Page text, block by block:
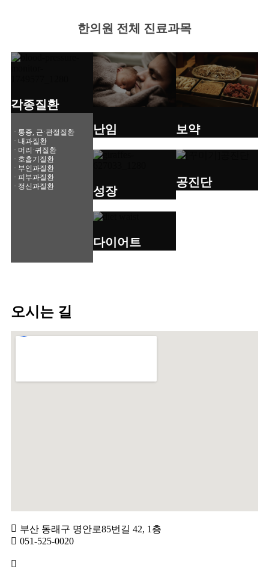
한의원 전체 진료과목
각종질환
· 통증, 근·관절질환
· 내과질환
· 머리·귀질환
· 호흡기질환
· 부인과질환
· 피부과질환
· 정신과질환
난임
성장
다이어트
보약
공진단
오시는 길
부산 동래구 명안로85번길 42, 1층
051-525-0020